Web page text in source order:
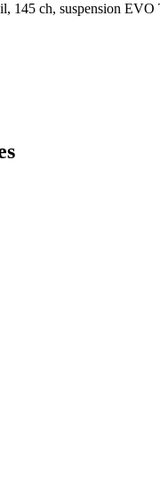
145 ch, suspension